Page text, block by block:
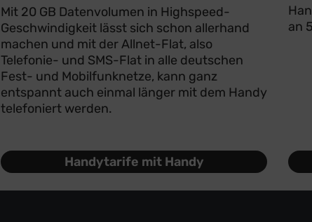
Mit 20 GB Datenvolumen in Highspeed-
Geschwindigkeit lässt sich schon allerhand
machen und mit der Allnet-Flat, also
Telefonie- und SMS-Flat in alle deutschen
Fest- und Mobilfunknetze, kann ganz
entspannt auch einmal länger mit dem Handy
telefoniert werden.
an
Handytarife mit Handy